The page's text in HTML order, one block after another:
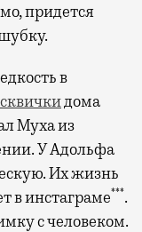
придется
в
дома
Муха из
У Адольфа
Их жизнь
в инстаграме***.
с человеком.